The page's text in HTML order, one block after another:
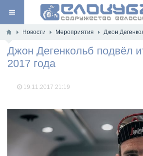
Новости Мероприятия Джон
Джон Дегенкольб подвёл
2017 года
19.11.2017 21:19